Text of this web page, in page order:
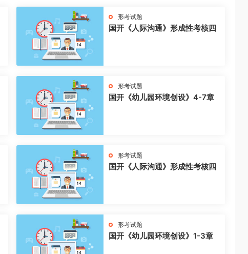
形考试题
国开《人际沟通》形成性考核四
形考试题
国开《幼儿园环境创设》4-7章
形考试题
国开《人际沟通》形成性考核四
形考试题
国开《幼儿园环境创设》1-3章